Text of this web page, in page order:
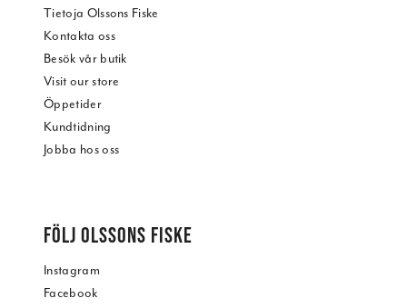
Tietoja Olssons Fiske
Kontakta oss
Besök vår butik
Visit our store
Öppetider
Kundtidning
Jobba hos oss
FÖLJ OLSSONS FISKE
Instagram
Facebook